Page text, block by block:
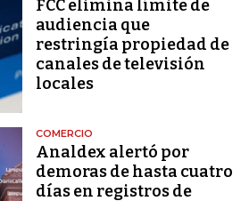
FCC elimina límite de
audiencia que
restringía propiedad de
canales de televisión
locales
COMERCIO
Analdex alertó por
demoras de hasta cuatro
días en registros de